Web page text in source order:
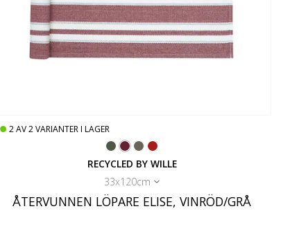
2AV2VARIANTER I LAGER
RECYCLED BY WILLE
33x120cm
ÅTERVUNNEN LÖPARE ELISE, VINRÖD/GRÅ